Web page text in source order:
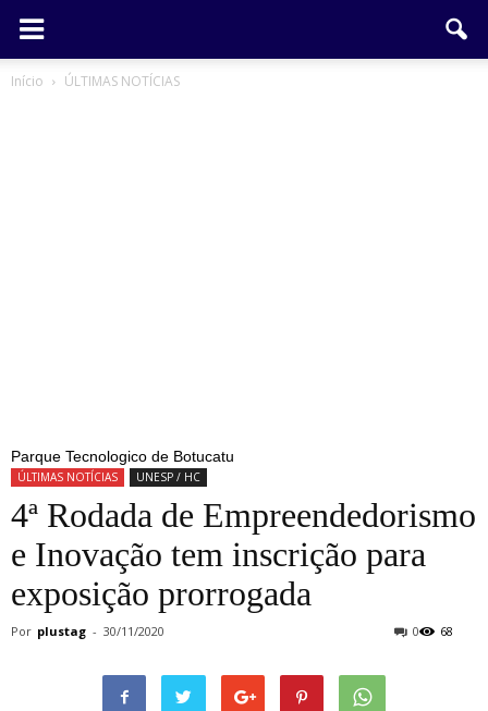
Início ÚLTIMAS NOTÍCIAS
Parque Tecnologico de Botucatu
ÚLTIMAS NOTÍCIAS UNESP / HC
4ª Rodada de Empreendedorismo
e Inovação tem inscrição para
exposição prorrogada
Por plustag - 30/11/2020 68
0